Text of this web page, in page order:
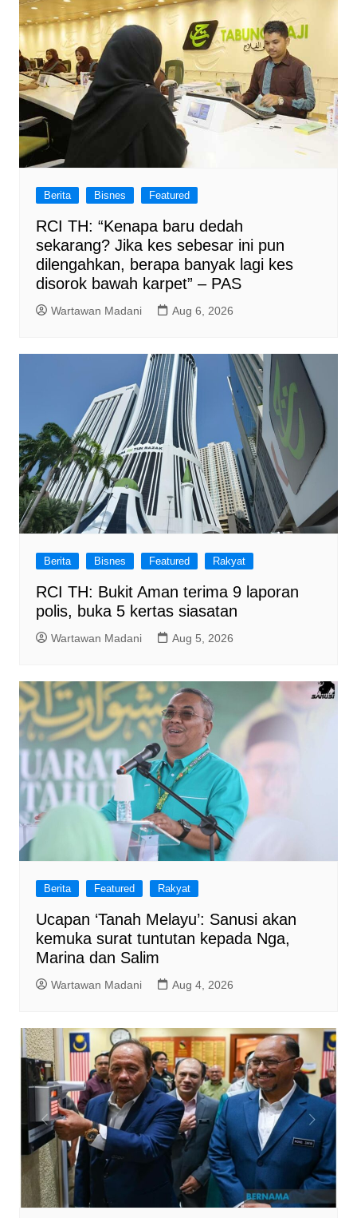
Berita Bisnes Featured
RCI TH: “Kenapa baru dedah
sekarang? Jika kes sebesar ini pun
dilengahkan, berapa banyak lagi kes
disorok bawah karpet” – PAS
Wartawan Madani Aug 6, 2026
Berita Bisnes Featured Rakyat
RCI TH: Bukit Aman terima 9 laporan
polis, buka 5 kertas siasatan
Wartawan Madani Aug 5, 2026
Berita Featured Rakyat
Ucapan ‘Tanah Melayu’: Sanusi akan
kemuka surat tuntutan kepada Nga,
Marina dan Salim
Wartawan Madani Aug 4, 2026